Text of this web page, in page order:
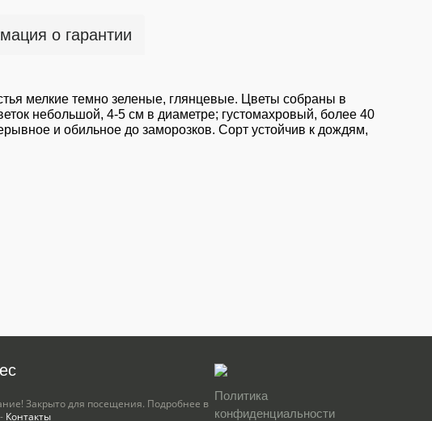
о гарантии
мелкие темно зеленые, глянцевые. Цветы собраны в
небольшой, 4-5 см в диаметре; густомахровый, более 40
и обильное до заморозков. Сорт устойчив к дождям,
Закрыто для посещения. Подробнее в
Контакты
Политика
конфиденциальности